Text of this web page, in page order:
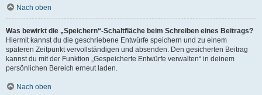
Nach oben
Was bewirkt die „Speichern“-Schaltfläche beim Schreiben eines Beitrags?
Hiermit kannst du die geschriebene Entwürfe speichern und zu einem
späteren Zeitpunkt vervollständigen und absenden. Den gesicherten Beitrag
kannst du mit der Funktion „Gespeicherte Entwürfe verwalten“ in deinem
persönlichen Bereich erneut laden.
Nach oben